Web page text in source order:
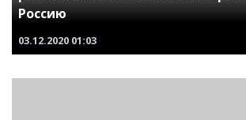
Россию
03.12.2020 01:03